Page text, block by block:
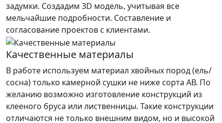
задумки. Создадим 3D модель, учитывая все
мельчайшие подробности. Составление и
согласование проектов с клиентами.
Качественные материалы
В работе используем материал хвойных пород (ель/
сосна) только камерной сушки не ниже сорта АВ. По
желанию возможно изготовление конструкций из
клееного бруса или лиственницы. Такие конструкции
отличаются не только внешним видом, но и высокой